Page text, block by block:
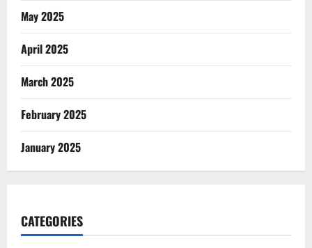
May 2025
April 2025
March 2025
February 2025
January 2025
CATEGORIES